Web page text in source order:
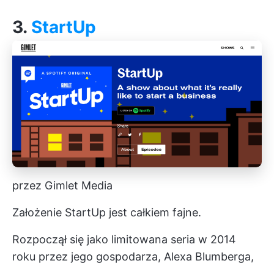
3. StartUp
przez Gimlet Media
Założenie StartUp jest całkiem fajne.
Rozpoczął się jako limitowana seria w 2014
roku przez jego gospodarza, Alexa Blumberga,